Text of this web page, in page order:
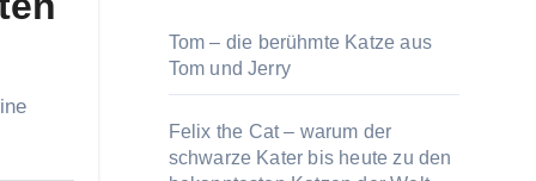
Tom – die berühmte Katze aus
Tom und Jerry
Felix the Cat – warum der
schwarze Kater bis heute zu den